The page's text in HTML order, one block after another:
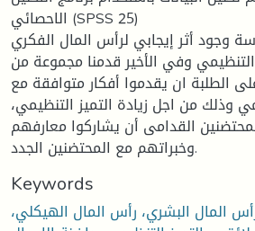
الاحصائي (SPSS 25)
وجود أثر إيجابي لرأس المال الفكري
وفي الأخير قدمنا مجموعة من
الطلبة ان يقدموا أفكار متوافقة مع
وذلك من اجل زيادة التميز التنظيمي،
القدامى أن يشاركوا معارفهم
وخبراتهم مع المحتضنين الجدد.
Keywords
المال البشري، رأس المال الهيكلي،